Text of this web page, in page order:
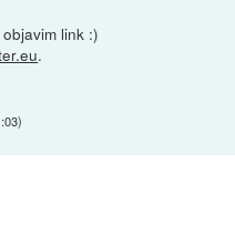
link :)
.
)